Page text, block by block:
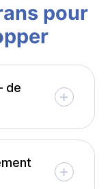
pour
de